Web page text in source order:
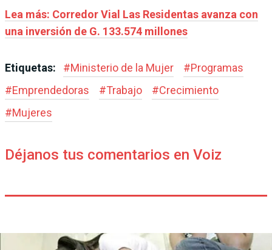
Lea más: Corredor Vial Las Residentas avanza con
una inversión de G. 133.574 millones
Etiquetas: #Ministerio de la Mujer #Programas
#Emprendedoras #Trabajo #Crecimiento
#Mujeres
Déjanos tus comentarios en Voiz